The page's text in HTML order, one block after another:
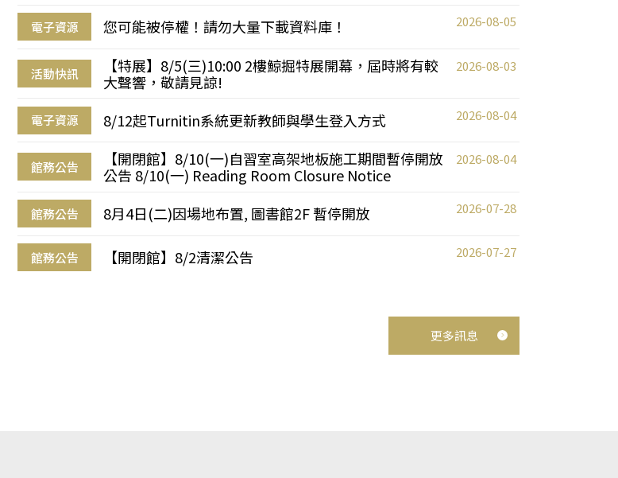
電子資源 您可能被停權！請勿大量下載資料庫！ 2026-08-05
活動快訊
【特展】8/5(三)10:00 2樓鯨掘特展開幕，屆時將有較
大聲響，敬請見諒!
2026-08-03
電子資源 8/12起Turnitin系統更新教師與學生登入方式 2026-08-04
館務公告
【開閉館】8/10(一)自習室高架地板施工期間暫停開放
公告 8/10(一) Reading Room Closure Notice
2026-08-04
館務公告 8月4日(二)因場地布置, 圖書館2F 暫停開放 2026-07-28
館務公告 【開閉館】8/2清潔公告 2026-07-27
更多訊息